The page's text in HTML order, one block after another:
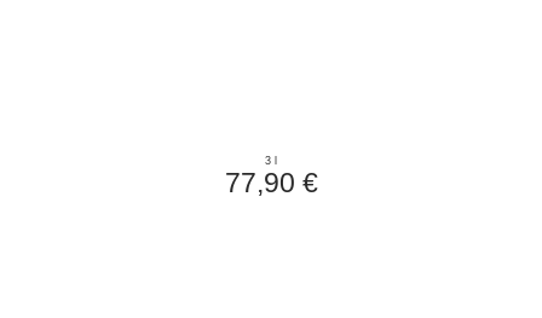
3 l
77,90 €